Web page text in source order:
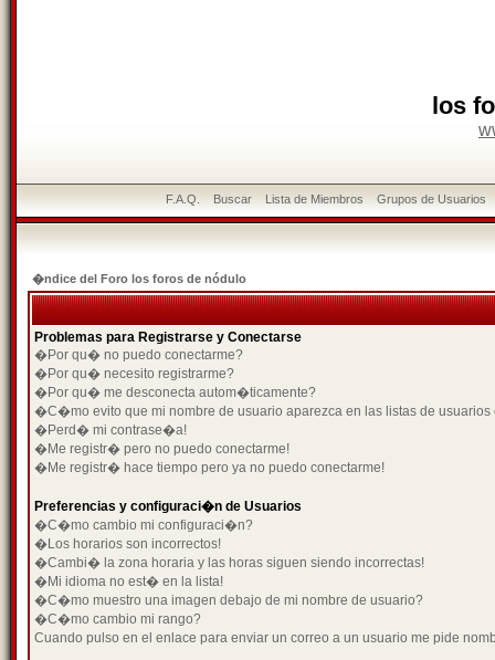
los
F.A.Q. Buscar Lista de Miembros Grupos de Usuarios
�ndice del Foro los foros de nódulo
Problemas para Registrarse y Conectarse
�Por qu� no puedo conectarme?
�Por qu� necesito registrarme?
�Por qu� me desconecta autom�ticamente?
�C�mo evito que mi nombre de usuario aparezca en las listas de usuarios
�Perd� mi contrase�a!
�Me registr� pero no puedo conectarme!
�Me registr� hace tiempo pero ya no puedo conectarme!
Preferencias y configuraci�n de Usuarios
�C�mo cambio mi configuraci�n?
�Los horarios son incorrectos!
�Cambi� la zona horaria y las horas siguen siendo incorrectas!
�Mi idioma no est� en la lista!
�C�mo muestro una imagen debajo de mi nombre de usuario?
�C�mo cambio mi rango?
Cuando pulso en el enlace para enviar un correo a un usuario me pide